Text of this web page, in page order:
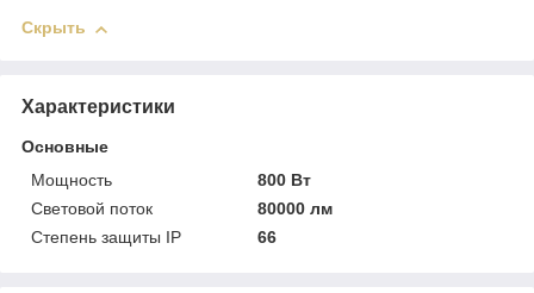
Скрыть
Характеристики
Основные
Мощность
800 Вт
Световой поток
80000 лм
Степень защиты IP
66